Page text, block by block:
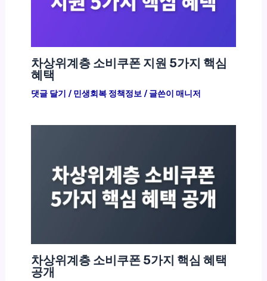
차상위계층 소비쿠폰 지원 5가지 핵심
혜택
댓글 달기 / 민생회복 정책정보/ 글쓴이 매니저
차상위계층 소비쿠폰 5가지 핵심 혜택
공개